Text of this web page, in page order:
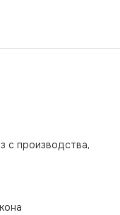
с производства,